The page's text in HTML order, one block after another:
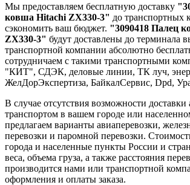
Мы предоставляем бесплатную доставку
ковша Hitachi ZX330-3" до транспортных
сэкономить ваш бюджет. "3090418 Палец
ZX330-3" будут доставлены до терминала
транспортной компании абсолютно
сотрудничаем с такими транспортными
"КИТ", СДЭК, деловые линии, ТК луч,
ЖелДорЭкспертиза, БайкалСервис, Dpd,
В случае отсутствия возможности
транспортом в вашем городе или
предлагаем варианты авиаперевозки,
перевозки и паромной перевозки.
города и населенные пункты России и
веса, объема груза, а также расстояния
производится нами или транспортной
оформления и оплаты заказа.